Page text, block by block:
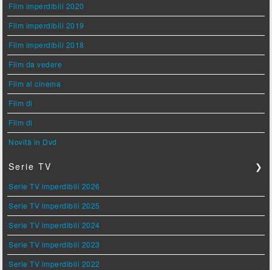
Film imperdibili 2020
Film imperdibili 2019
Film imperdibili 2018
Film da vedere
Film al cinema
Film di
Film di
Novità in Dvd
Serie TV ❯
Serie TV imperdibili 2026
Serie TV imperdibili 2025
Serie TV imperdibili 2024
Serie TV imperdibili 2023
Serie TV imperdibili 2022